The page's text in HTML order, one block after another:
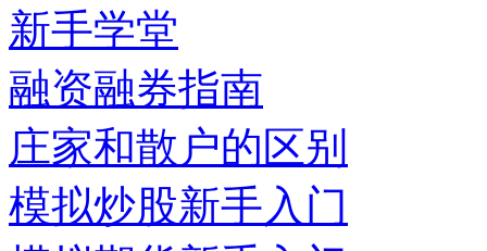
新手学堂
融资融券指南
庄家和散户的区别
模拟炒股新手入门